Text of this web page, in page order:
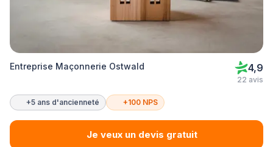
Entreprise Maçonnerie Ostwald 4,9
22 avis
+5 ans d'ancienneté +100 NPS
Je veux un devis gratuit